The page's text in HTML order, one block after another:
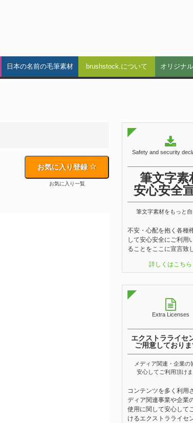
日本の名前の毛筆素材 brushstock.について オリジナ
お気に入り登録
お気に入り一覧
Safety and security
筆文字素
安心安全
筆文字素材をもっと
不安・心配を抱く各種
して安心安全にご利用
ることをここに宣言致
詳しくはこちら
Extra Licenses
エクストラライセ
ご用意しており
メディア関連・企業の
安心してご利用頂け
コンテンツを多く利用
ディア関連事業や企業
使用に関して安心して
けるエクストラライセ